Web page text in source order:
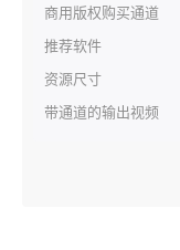
商用版权购买通道
推荐软件
资源尺寸
带通道的输出视频